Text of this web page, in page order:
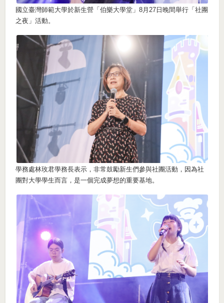
國立臺灣師範大學於新生營「伯樂大學堂」8月27日晚間舉行「社團
之夜」活動。
學務處林玫君學務長表示，非常鼓勵新生們參與社團活動，因為社
團對大學學生而言，是一個完成夢想的重要基地。